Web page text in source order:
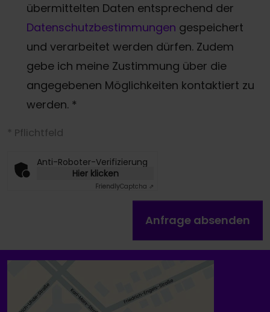
übermittelten Daten entsprechend der
Datenschutzbestimmungen gespeichert
und verarbeitet werden dürfen. Zudem
gebe ich meine Zustimmung über die
angegebenen Möglichkeiten kontaktiert zu
werden. *
* Pflichtfeld
Anti-Roboter-Verifizierung
Hier klicken
FriendlyCaptcha ⇗
Anfrage absenden